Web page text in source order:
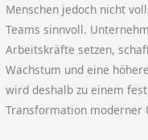
Menschen jedoch nicht
Teams sinnvoll.
Arbeitskräfte setzen,
Wachstum und eine
wird deshalb zu einem
Transformation moderner